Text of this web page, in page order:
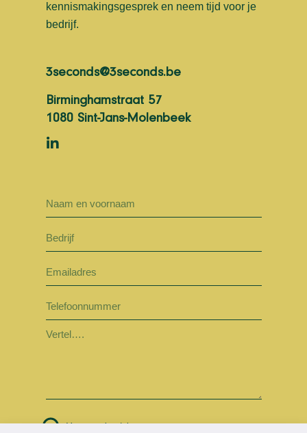
kennismakingsgesprek en neem tijd voor je
bedrijf.
3seconds@3seconds.be
Birminghamstraat 57
1080 Sint-Jans-Molenbeek